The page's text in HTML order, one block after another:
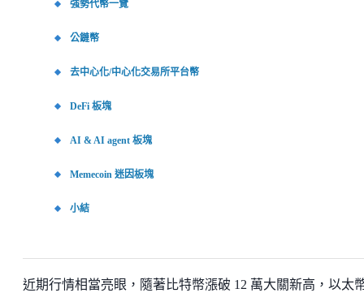
強勢代幣一覽
公鏈幣
去中心化/中心化交易所平台幣
DeFi 板塊
AI & AI agent 板塊
Memecoin 迷因板塊
小結
近期行情相當亮眼，隨著比特幣漲破 12 萬大關新高，以太